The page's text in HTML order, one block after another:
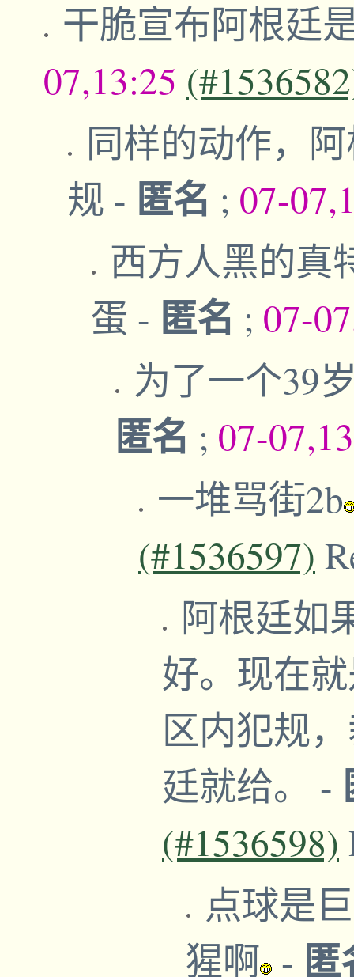
干脆宣布阿根廷
07,13:25
同样的动作，
规 - 匿名 ; 07-
西方人黑的真
蛋 - 匿名 ; 07-
为了一个39
匿名 ; 07-
一堆骂街2b
(#1536597)
阿根廷如
好。现在
区内犯规
廷就给。 -
(#1536598)
点球是
猩啊 -